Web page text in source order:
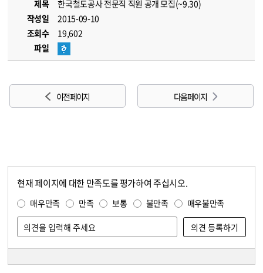
제목
한국철도공사 전문직 직원 공개 모집(~9.30)
작성일
2015-09-10
조회수
19,602
파일
이전 페이지 다음 페이지
현재 페이지에 대한 만족도를 평가하여 주십시오.
매우만족 만족 보통 불만족 매우불만족